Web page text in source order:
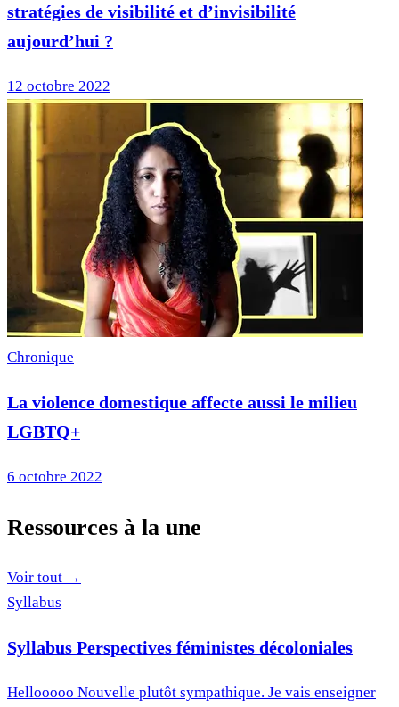
stratégies de visibilité et d’invisibilité
aujourd’hui ?
12 octobre 2022
Chronique
La violence domestique affecte aussi le milieu
LGBTQ+
6 octobre 2022
Ressources à la une
Voir tout →
Syllabus
Syllabus Perspectives féministes décoloniales
Hellooooo Nouvelle plutôt sympathique. Je vais enseigner